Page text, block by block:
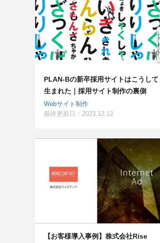
PLAN-Bの新卒採用サイトはこうして
生まれた｜採用サイト制作の裏側
Webサイト制作
最終更新日：2023.12.12
【お客様導入事例】株式会社Rise